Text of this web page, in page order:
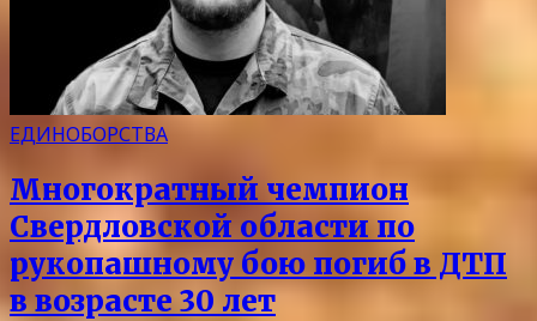
ЕДИНОБОРСТВА
Многократный чемпион
Свердловской области по
рукопашному бою погиб в ДТП
в возрасте 30 лет